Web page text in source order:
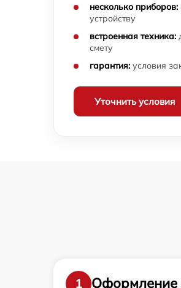
несколько приборов:
устройству
встроенная техника:
смету
гарантия: условия
Уточнить условия
1 Оформление